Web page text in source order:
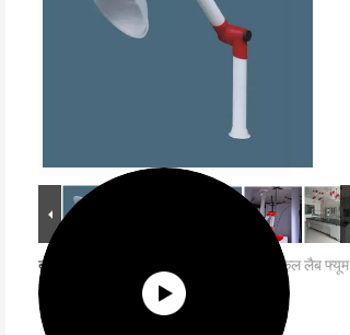
बड़ी छवि :
यूनिवर्सल लैब एक्सट्रैक्शन आर्म केमिकल लैब फ्यूम
एक्सट्रैक्टर आर्म आइलैंड हुड